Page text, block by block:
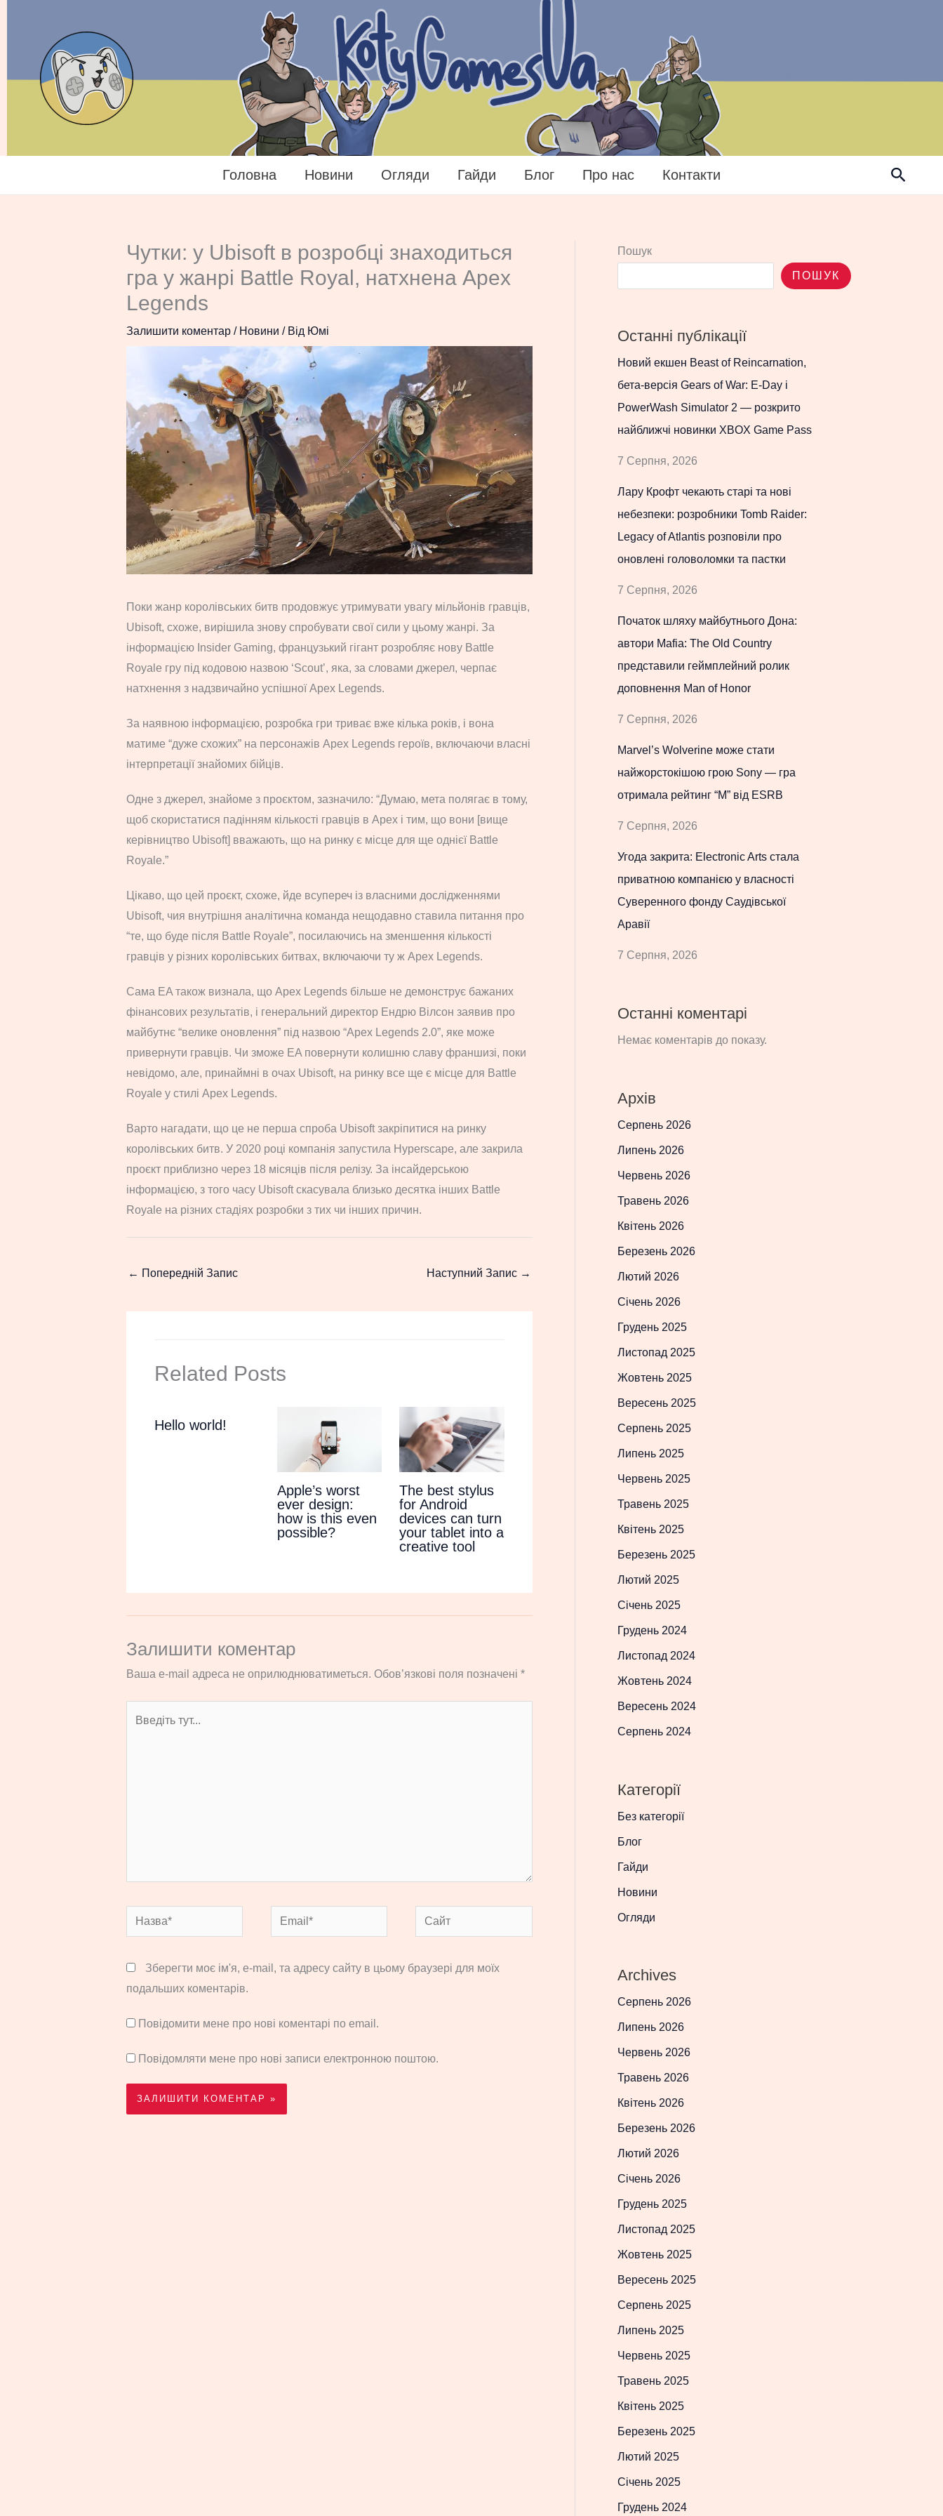
Головна Новини Огляди Гайди Блог Про нас Контакти Пошук
Чутки: у Ubisoft в розробці знаходиться
гра у жанрі Battle Royal, натхнена Apex
Legends
Залишити коментар / Новини / Від Юмі
Поки жанр королівських битв продовжує утримувати увагу мільйонів гравців,
Ubisoft, схоже, вирішила знову спробувати свої сили у цьому жанрі. За
інформацією Insider Gaming, французький гігант розробляє нову Battle
Royale гру під кодовою назвою ‘Scout’, яка, за словами джерел, черпає
натхнення з надзвичайно успішної Apex Legends.
За наявною інформацією, розробка гри триває вже кілька років, і вона
матиме “дуже схожих” на персонажів Apex Legends героїв, включаючи власні
інтерпретації знайомих бійців.
Одне з джерел, знайоме з проєктом, зазначило: “Думаю, мета полягає в тому,
щоб скористатися падінням кількості гравців в Apex і тим, що вони [вище
керівництво Ubisoft] вважають, що на ринку є місце для ще однієї Battle
Royale.”
Цікаво, що цей проєкт, схоже, йде всупереч із власними дослідженнями
Ubisoft, чия внутрішня аналітична команда нещодавно ставила питання про
“те, що буде після Battle Royale”, посилаючись на зменшення кількості
гравців у різних королівських битвах, включаючи ту ж Apex Legends.
Сама EA також визнала, що Apex Legends більше не демонструє бажаних
фінансових результатів, і генеральний директор Ендрю Вілсон заявив про
майбутнє “велике оновлення” під назвою “Apex Legends 2.0”, яке може
привернути гравців. Чи зможе EA повернути колишню славу франшизі, поки
невідомо, але, принаймні в очах Ubisoft, на ринку все ще є місце для Battle
Royale у стилі Apex Legends.
Варто нагадати, що це не перша спроба Ubisoft закріпитися на ринку
королівських битв. У 2020 році компанія запустила Hyperscape, але закрила
проєкт приблизно через 18 місяців після релізу. За інсайдерською
інформацією, з того часу Ubisoft скасувала близько десятка інших Battle
Royale на різних стадіях розробки з тих чи інших причин.
← Попередній Запис Наступний Запис →
Related Posts
Hello world!
Apple’s worst
ever design:
how is this even
possible?
The best stylus
for Android
devices can turn
your tablet into a
creative tool
Залишити коментар
Ваша e-mail адреса не оприлюднюватиметься. Обов’язкові поля позначені *
Назва* Email* Сайт
Зберегти моє ім'я, e-mail, та адресу сайту в цьому браузері для моїх
подальших коментарів.
Повідомити мене про нові коментарі по email.
Повідомляти мене про нові записи електронною поштою.
Пошук
ПОШУК
Останні публікації
Новий екшен Beast of Reincarnation,
бета-версія Gears of War: E-Day і
PowerWash Simulator 2 — розкрито
найближчі новинки XBOX Game Pass
7 Серпня, 2026
Лару Крофт чекають старі та нові
небезпеки: розробники Tomb Raider:
Legacy of Atlantis розповіли про
оновлені головоломки та пастки
7 Серпня, 2026
Початок шляху майбутнього Дона:
автори Mafia: The Old Country
представили геймплейний ролик
доповнення Man of Honor
7 Серпня, 2026
Marvel’s Wolverine може стати
найжорстокішою грою Sony — гра
отримала рейтинг “M” від ESRB
7 Серпня, 2026
Угода закрита: Electronic Arts стала
приватною компанією у власності
Суверенного фонду Саудівської
Аравії
7 Серпня, 2026
Останні коментарі
Немає коментарів до показу.
Архів
Серпень 2026
Липень 2026
Червень 2026
Травень 2026
Квітень 2026
Березень 2026
Лютий 2026
Січень 2026
Грудень 2025
Листопад 2025
Жовтень 2025
Вересень 2025
Серпень 2025
Липень 2025
Червень 2025
Травень 2025
Квітень 2025
Березень 2025
Лютий 2025
Січень 2025
Грудень 2024
Листопад 2024
Жовтень 2024
Вересень 2024
Серпень 2024
Категорії
Без категорії
Блог
Гайди
Новини
Огляди
Archives
Серпень 2026
Липень 2026
Червень 2026
Травень 2026
Квітень 2026
Березень 2026
Лютий 2026
Січень 2026
Грудень 2025
Листопад 2025
Жовтень 2025
Вересень 2025
Серпень 2025
Липень 2025
Червень 2025
Травень 2025
Квітень 2025
Березень 2025
Лютий 2025
Січень 2025
Грудень 2024